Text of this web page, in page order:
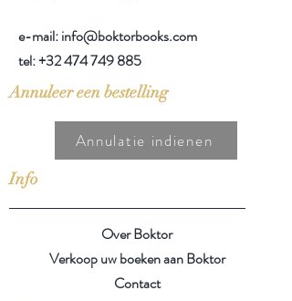
e-mail: info@boktorbooks.com
tel:+32 474 749 885
Annuleer een bestelling
Annulatie indienen
Info
Over Boktor
Verkoop uw boeken aan Boktor
Contact